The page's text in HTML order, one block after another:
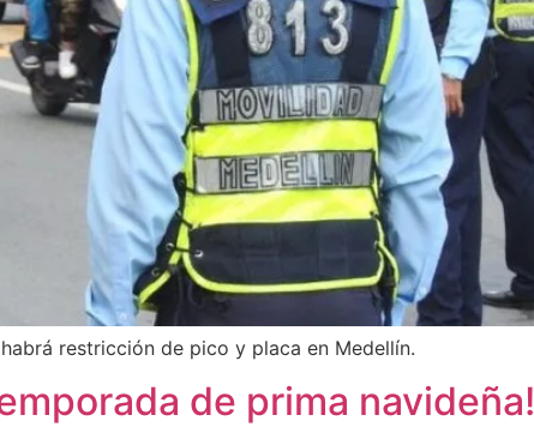
restricción de pico y placa en Medellín.
de prima navideña!